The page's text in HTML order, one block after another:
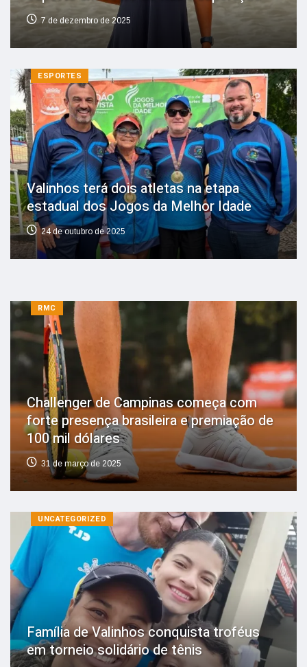
7 de dezembro de 2025
ESPORTES
Valinhos terá dois atletas na etapa
estadual dos Jogos da Melhor Idade
24 de outubro de 2025
RMC
Challenger de Campinas começa com
forte presença brasileira e premiação de
100 mil dólares
31 de março de 2025
UNCATEGORIZED
Família de Valinhos conquista troféus
em torneio solidário de tênis